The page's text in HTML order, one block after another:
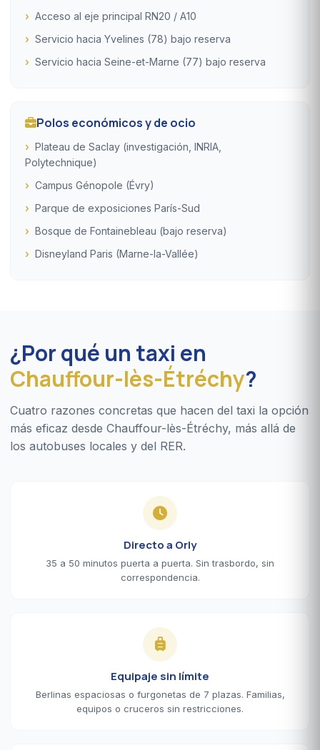
Acceso al eje principal RN20 / A10
Servicio hacia Yvelines (78) bajo reserva
Servicio hacia Seine-et-Marne (77) bajo reserva
Polos económicos y de ocio
Plateau de Saclay (investigación, INRIA,
Polytechnique)
Campus Génopole (Évry)
Parque de exposiciones París-Sud
Bosque de Fontainebleau (bajo reserva)
Disneyland Paris (Marne-la-Vallée)
¿Por qué un taxi en
Chauffour-lès-Étréchy?
Cuatro razones concretas que hacen del taxi la opción
más eficaz desde Chauffour-lès-Étréchy, más allá de
los autobuses locales y del RER.
Directo a Orly
35 a 50 minutos puerta a puerta. Sin trasbordo, sin
correspondencia.
Equipaje sin límite
Berlinas espaciosas o furgonetas de 7 plazas. Familias,
equipos o cruceros sin restricciones.